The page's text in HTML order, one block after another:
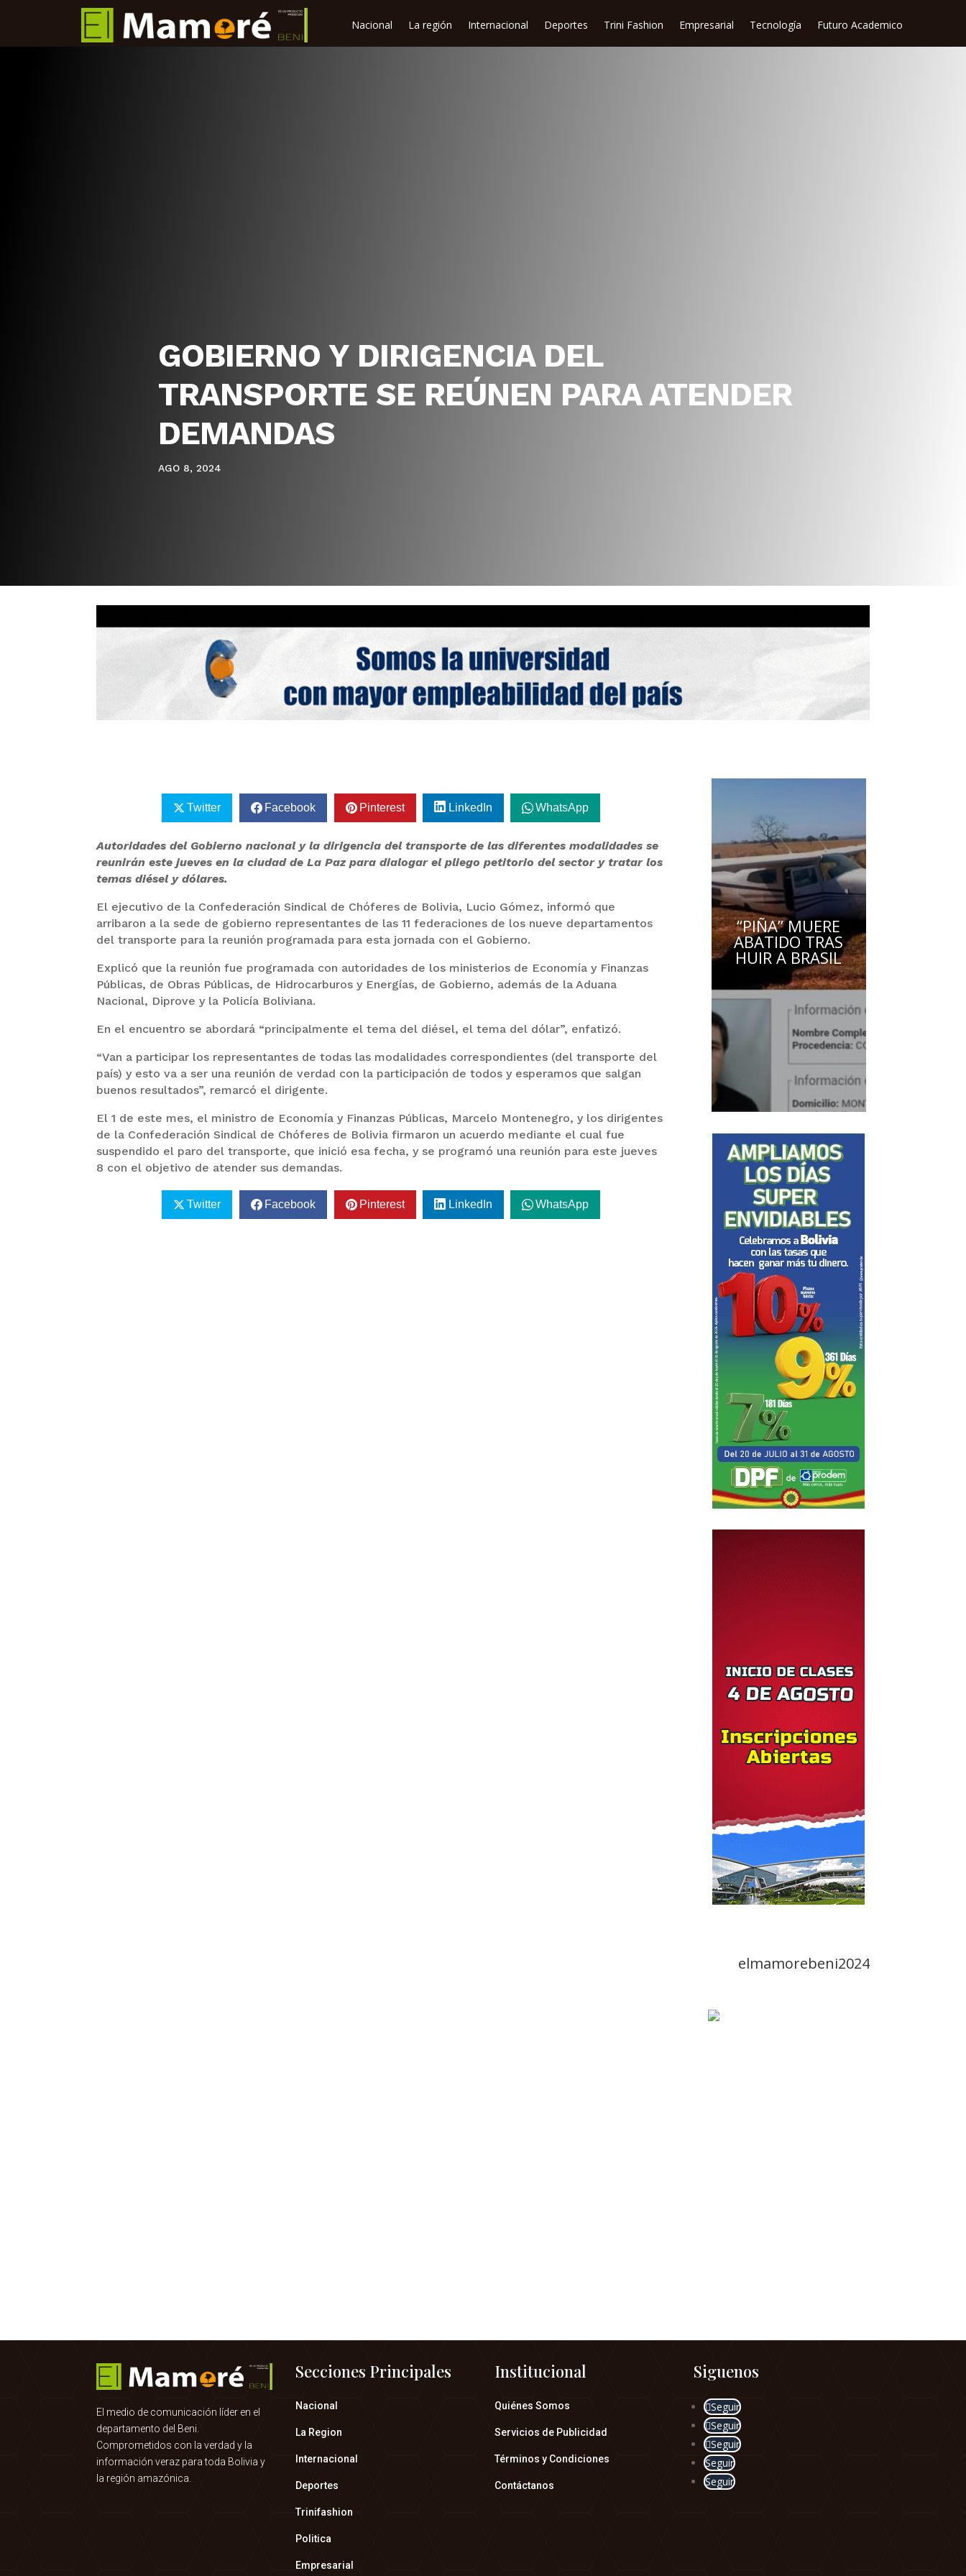
Nacional La región Internacional Deportes Trini Fashion Empresarial Tecnología Futuro Academico
GOBIERNO Y DIRIGENCIA DEL
TRANSPORTE SE REÚNEN PARA ATENDER
DEMANDAS
AGO 8, 2024
Twitter Facebook Pinterest LinkedIn WhatsApp
Autoridades del Gobierno nacional y la dirigencia del transporte de las diferentes modalidades se
reunirán este jueves en la ciudad de La Paz para dialogar el pliego petitorio del sector y tratar los
temas diésel y dólares.
El ejecutivo de la Confederación Sindical de Chóferes de Bolivia, Lucio Gómez, informó que
arribaron a la sede de gobierno representantes de las 11 federaciones de los nueve departamentos
del transporte para la reunión programada para esta jornada con el Gobierno.
Explicó que la reunión fue programada con autoridades de los ministerios de Economía y Finanzas
Públicas, de Obras Públicas, de Hidrocarburos y Energías, de Gobierno, además de la Aduana
Nacional, Diprove y la Policía Boliviana.
En el encuentro se abordará “principalmente el tema del diésel, el tema del dólar”, enfatizó.
“Van a participar los representantes de todas las modalidades correspondientes (del transporte del
país) y esto va a ser una reunión de verdad con la participación de todos y esperamos que salgan
buenos resultados”, remarcó el dirigente.
El 1 de este mes, el ministro de Economía y Finanzas Públicas, Marcelo Montenegro, y los dirigentes
de la Confederación Sindical de Chóferes de Bolivia firmaron un acuerdo mediante el cual fue
suspendido el paro del transporte, que inició esa fecha, y se programó una reunión para este jueves
8 con el objetivo de atender sus demandas.
Twitter Facebook Pinterest LinkedIn WhatsApp
“PIÑA” MUERE
ABATIDO TRAS
HUIR A BRASIL
elmamorebeni2024
El medio de comunicación líder en el
departamento del Beni.
Comprometidos con la verdad y la
información veraz para toda Bolivia y
la región amazónica.
Secciones Principales
Nacional
La Region
Internacional
Deportes
Trinifashion
Politica
Empresarial
Institucional
Quiénes Somos
Servicios de Publicidad
Términos y Condiciones
Contáctanos
Siguenos
Seguir
Seguir
Seguir
Seguir
Seguir